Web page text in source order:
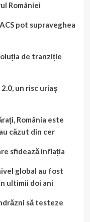
României
pot supraveghea
de tranziție
un risc uriaș
România este
căzut din cer
sfidează inflația
global au fost
ultimii doi ani
să testeze